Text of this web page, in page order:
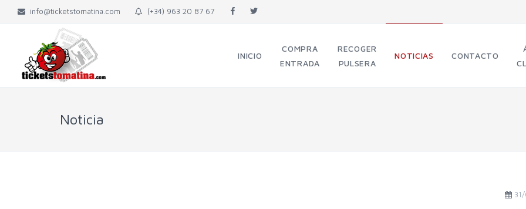
info@ticketstomatina.com (+34) 963 20 87 67
INICIO
COMPRA
ENTRADA
RECOGER
PULSERA
NOTICIAS CONTACTO
Noticia